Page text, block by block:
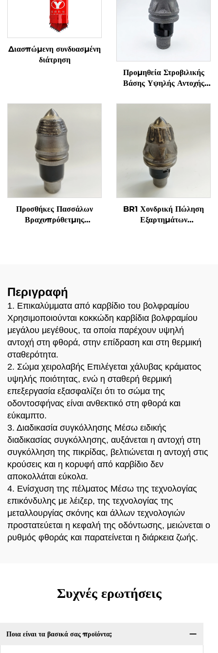
Διασπώμενη συνδυασμένη
διάτρηση
Προμηθεία Στροβιλικής
Βάσης Υψηλής Αντοχής
Πολλαπλές Συναρτήσεις
Εργαλεία Εξαγωγής
Προσθήκες Πασσάλων
Βραχυπρόθετμης
BR1 Χονδρική Πώληση
Εξαρτημάτων
Περιγραφή
1. Επικαλύμματα από καρβίδιο του βολφραμίου
Χρησιμοποιούνται κοκκώδη καρβίδια βολφραμίου
μεγάλου μεγέθους, τα οποία παρέχουν υψηλή
αντοχή στη φθορά, στην επίδραση και στη θερμική
σταθερότητα.
2. Σώμα χειρολαβής Επιλέγεται χάλυβας κράματος
υψηλής ποιότητας, ενώ η σταθερή θερμική
επεξεργασία εξασφαλίζει ότι το σώμα της
οδοντοσφήνας είναι ανθεκτικό στη φθορά και
εύκαμπτο.
3. Διαδικασία συγκόλλησης Μέσω ειδικής
διαδικασίας συγκόλλησης, αυξάνεται η αντοχή στη
συγκόλληση της πικρίδας, βελτιώνεται η αντοχή στις
κρούσεις και η κορυφή από καρβίδιο δεν
αποκολλάται εύκολα.
4. Ενίσχυση της πέλματος Μέσω της τεχνολογίας
επικόνδυλης με λέιζερ, της τεχνολογίας της
μεταλλουργίας σκόνης και άλλων τεχνολογιών
προστατεύεται η κεφαλή της οδόντωσης, μειώνεται ο
ρυθμός φθοράς και παρατείνεται η διάρκεια ζωής.
Συχνές ερωτήσεις
Ποια είναι τα βασικά σας προϊόντα;